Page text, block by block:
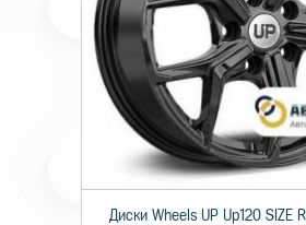
Диски Wheels UP Up120 SIZE